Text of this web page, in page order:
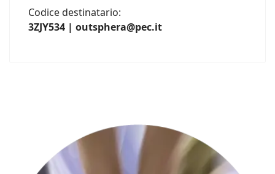
Codice destinatario:
3ZJY534 | outsphera@pec.it